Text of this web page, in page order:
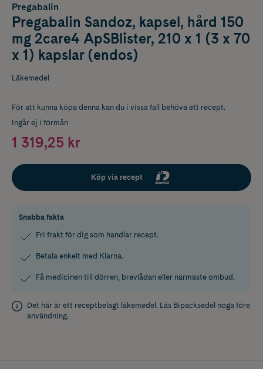
Pregabalin
Pregabalin Sandoz, kapsel, hård 150
mg 2care4 ApSBlister, 210 x 1 (3 x 70
x 1) kapslar (endos)
Läkemedel
För att kunna köpa denna kan du i vissa fall behöva ett recept.
Ingår ej i förmån
1 319,25 kr
Köp via recept
Snabba fakta
Fri frakt för dig som handlar recept.
Betala enkelt med Klarna.
Få medicinen till dörren, brevlådan eller närmaste ombud.
Det här är ett receptbelagt läkemedel. Läs Bipacksedel noga före
användning.